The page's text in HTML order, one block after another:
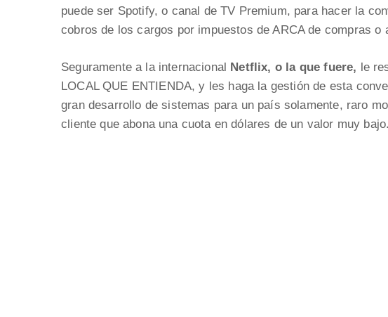
puede ser Spotify, o canal de TV Premium, para hacer la
cobros de los cargos por impuestos de ARCA de compras o
Seguramente a la internacional Netflix, o la que fuere, le
LOCAL QUE ENTIENDA, y les haga la gestión de esta
gran desarrollo de sistemas para un país solamente, raro
cliente que abona una cuota en dólares de un valor muy bajo.